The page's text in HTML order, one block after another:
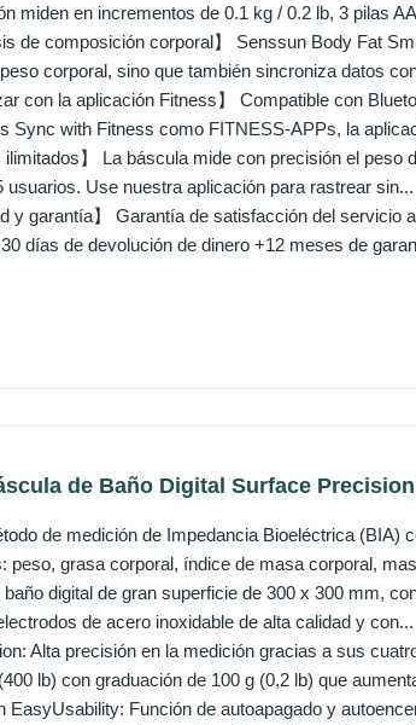
miden en incrementos de 0.1 kg / 0.2 lb, 3 pilas
de composición corporal】 Senssun Body Fat
corporal, sino que también sincroniza datos
con la aplicación Fitness】 Compatible con
Sync with Fitness como FITNESS-APPs, la
ilimitados】 La báscula mide con precisión el
usuarios. Use nuestra aplicación para rastrear sin...
y garantía】 Garantía de satisfacción del
días de devolución de dinero +12 meses de
de Baño Digital Surface
de medición de Impedancia Bioeléctrica
peso, grasa corporal, índice de masa corporal,
digital de gran superficie de 300 x 300 mm,
de acero inoxidable de alta calidad y con...
Alta precisión en la medición gracias a sus
lb) con graduación de 100 g (0,2 lb) que
EasyUsability: Función de autoapagado y